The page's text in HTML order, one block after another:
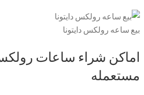
بيع ساعه رولكس دايتونا
مستعمله